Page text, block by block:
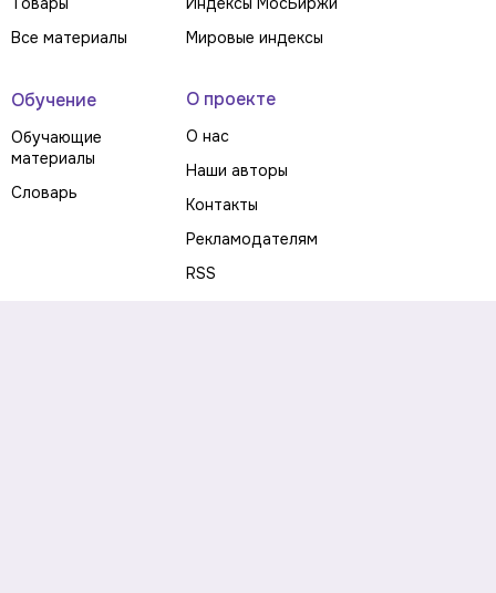
Все материалы
Мировые индексы
Обучение
Обучающие
материалы
Словарь
О проекте
О нас
Наши авторы
Контакты
Рекламодателям
RSS